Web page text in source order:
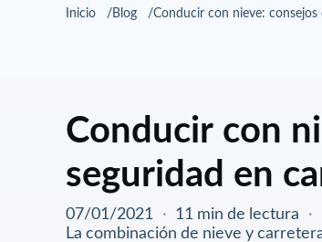
Inicio Blog Conducir con nieve: consejos
Conducir con
seguridad en
07/01/2021 · 11 min de lectura ·
La combinación de nieve y